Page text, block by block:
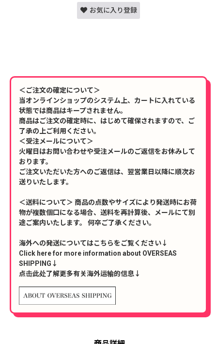
お気に入り登録
＜ご注文の確定について＞
当オンラインショップのシステム上、カートに入れている
状態では商品はキープされません。
商品はご注文の確定時に、はじめて確保されますので、ご
了承の上ご利用ください。
＜受注メールについて＞
火曜日はお問い合わせや受注メールのご返信をお休みして
おります。
ご注文いただいた方へのご返信は、翌営業日以降に順次お
送りいたします。
＜送料について＞ 商品の点数やサイズにより発送時にお荷
物が複数個口になる場合、送料を再計算後、メールにて別
途ご案内いたします。 何卒ご了承ください。
海外への発送についてはこちらをご覧ください↓
Click here for more information about OVERSEAS
SHIPPING↓
点击此处了解更多有关海外运输的信息↓